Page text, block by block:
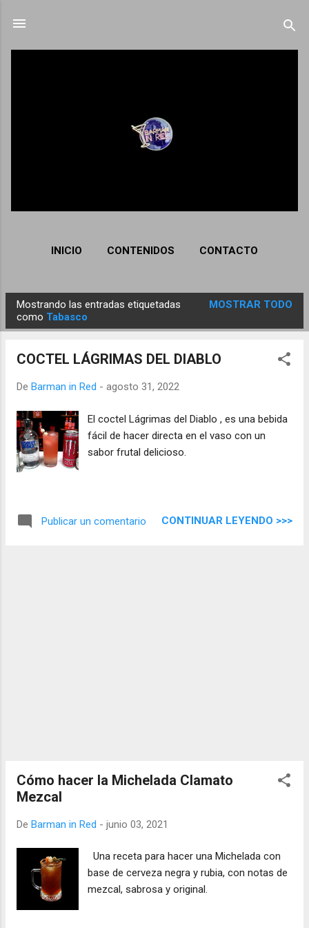
INICIO CONTENIDOS CONTACTO
n
Mostrando las entradas etiquetadas
como Tabasco
MOSTRAR TODO
COCTEL LÁGRIMAS DEL DIABLO
De Barman in Red - agosto 31, 2022
El coctel Lágrimas del Diablo , es una bebida
fácil de hacer directa en el vaso con un
sabor frutal delicioso.
Publicar un comentario CONTINUAR LEYENDO >>>
Cómo hacer la Michelada Clamato
Mezcal
De Barman in Red - junio 03, 2021
Una receta para hacer una Michelada con
base de cerveza negra y rubia, con notas de
mezcal, sabrosa y original.